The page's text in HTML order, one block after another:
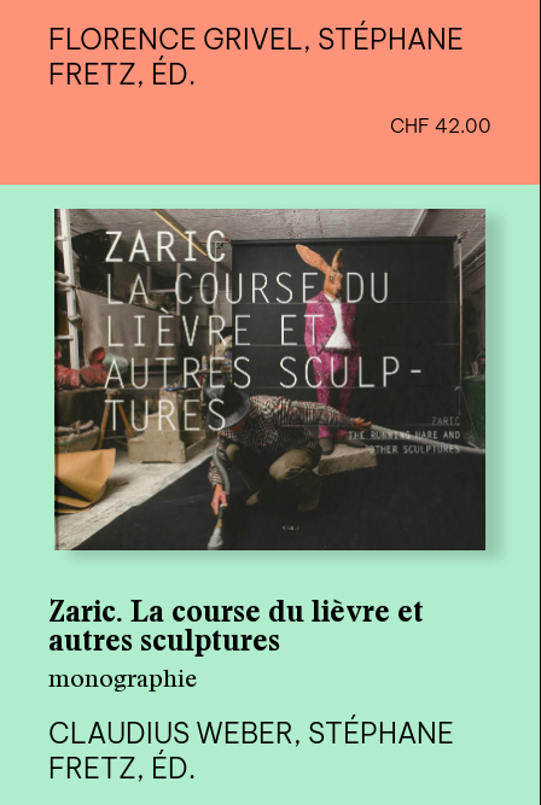
FLORENCE GRIVEL, STÉPHANE
FRETZ, ÉD.
CHF 42.00
Zaric. La course du lièvre et
autres sculptures
monographie
CLAUDIUS WEBER, STÉPHANE
FRETZ, ÉD.